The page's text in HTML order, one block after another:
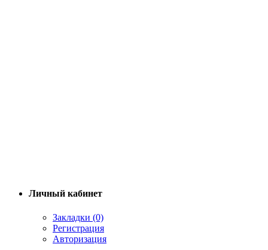
Личный кабинет
Закладки (0)
Регистрация
Авторизация